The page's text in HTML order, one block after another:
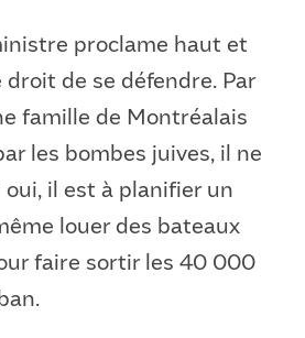
proclame haut et
droit de se défendre. Par
famille de Montréalais
les bombes juives, il ne
il est à planifier un
louer des bateaux
faire sortir les 40 000